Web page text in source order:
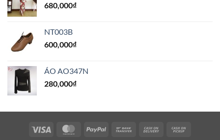
680,000₫
NT003B
600,000₫
ÁO AO347N
280,000₫
Visa MasterCardPayPal
Bank
Cash